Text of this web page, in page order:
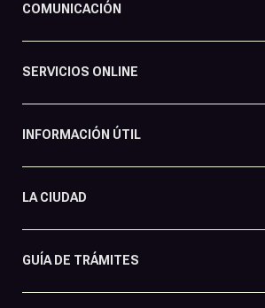
COMUNICACIÓN
SERVICIOS ONLINE
INFORMACIÓN ÚTIL
LA CIUDAD
GUÍA DE TRÁMITES